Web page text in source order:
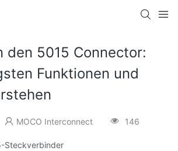
den 5015 Connector:
Funktionen und
MOCO Interconnect 146
Steckverbinder